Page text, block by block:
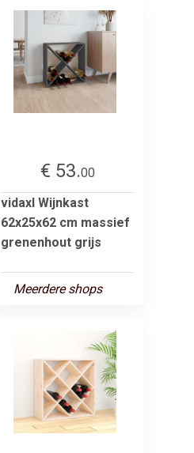
€ 53.00
vidaxl Wijnkast
62x25x62 cm massief
grenenhout grijs
Meerdere shops